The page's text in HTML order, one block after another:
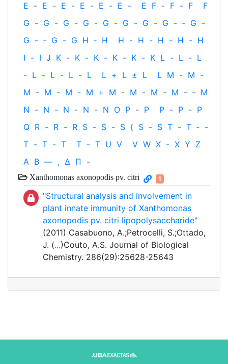
E - E - E - E - E - E - E F - F - F
F
G - G - G - G - G - G - G - G - ‐ G -
G - ‐ G - G H ‐ H H - H - H - H - H
I - I J K - K - K - K - K - K L - L - L
- L - L - L - L L + L ± L L M - M -
M - M - M - M + M - M - M - M - ‐ M
N - N - N - N - N O P - P P - P - P
Q R - R - R S - S - S { S - S T - T ‐ -
T - T - T T - T U V V W X - X Y Z
Α Β — , Δ Π -
Xanthomonas axonopodis pv. citri 1
"Structural analysis and involvement in
plant innate immunity of Xanthomonas
axonopodis pv. citri lipopolysaccharide"
(2011) Casabuono, A.;Petrocelli, S.;Ottado,
J. (...)Couto, A.S. Journal of Biological
Chemistry. 286(29):25628-25643